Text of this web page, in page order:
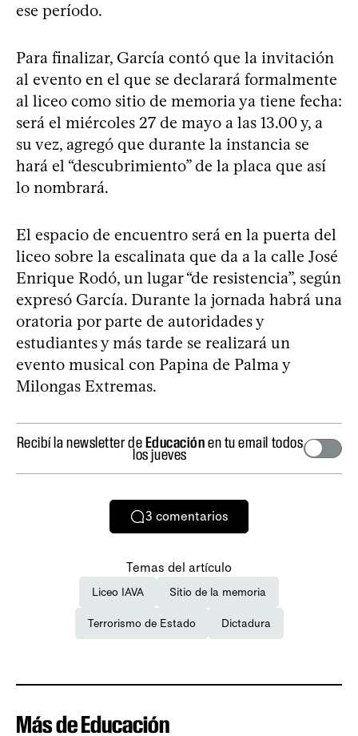
ese período.
Para finalizar, García contó que la invitación
al evento en el que se declarará formalmente
al liceo como sitio de memoria ya tiene fecha:
será el miércoles 27 de mayo a las 13.00 y, a
su vez, agregó que durante la instancia se
hará el “descubrimiento” de la placa que así
lo nombrará.
El espacio de encuentro será en la puerta del
liceo sobre la escalinata que da a la calle José
Enrique Rodó, un lugar “de resistencia”, según
expresó García. Durante la jornada habrá una
oratoria por parte de autoridades y
estudiantes y más tarde se realizará un
evento musical con Papina de Palma y
Milongas Extremas.
Recibí la newsletter deEducaciónen tu email todos
los jueves
3 comentarios
Temas del artículo
Liceo IAVA Sitio de la memoria
Terrorismo de Estado Dictadura
Más de Educación